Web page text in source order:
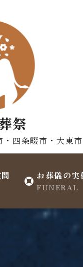
祭
四条畷市・大東
お葬儀の実
FUNERAL